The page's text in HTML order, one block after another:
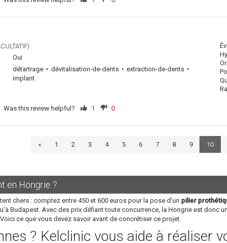
Oui
détartrage dévitalisation-de-dents
extraction-de-dents
implant
Was this review helpful? 1 0
« 1 2 3 4 5 6 7 8 9 10
en Hongrie ?
chers : comptez entre 450 et 600 euros pour la pose d’un pilier
Budapest. Avec des prix défiant toute concurrence, la Hongrie est donc
ce que vous devez savoir avant de concrétiser ce projet.
? Kelclinic vous aide à réaliser